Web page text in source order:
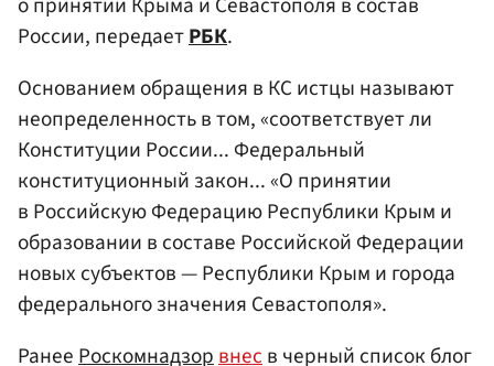
России, передаетРБК.
Основанием обращения в КС истцы называют
неопределенность в том, «соответствует ли
Конституции России... Федеральный
конституционный закон... «О принятии
в Российскую Федерацию Республики Крым и
образовании в составе Российской Федерации
новых субъектов — Республики Крым и города
федерального значения Севастополя».
РанееРоскомнадзорвнесв черный список блог